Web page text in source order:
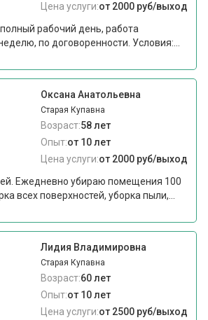
Цена услуги:от 2000 руб/выход
рабочий день, работа
по договоренности. Условия:...
Оксана Анатольевна
Старая Купавна
Возраст:58 лет
Опыт:от 10 лет
Цена услуги:от 2000 руб/выход
Ежедневно убираю помещения 100
всех поверхностей, уборка пыли,...
Лидия Владимировна
Старая Купавна
Возраст:60 лет
Опыт:от 10 лет
Цена услуги:от 2500 руб/выход